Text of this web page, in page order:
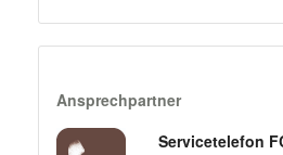
Ansprechpartner
Servicetelefon